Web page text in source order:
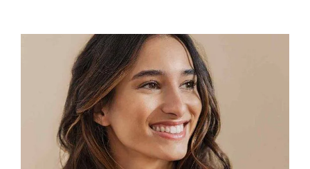
5 Tipps für schneller wachsendes Haar vor.